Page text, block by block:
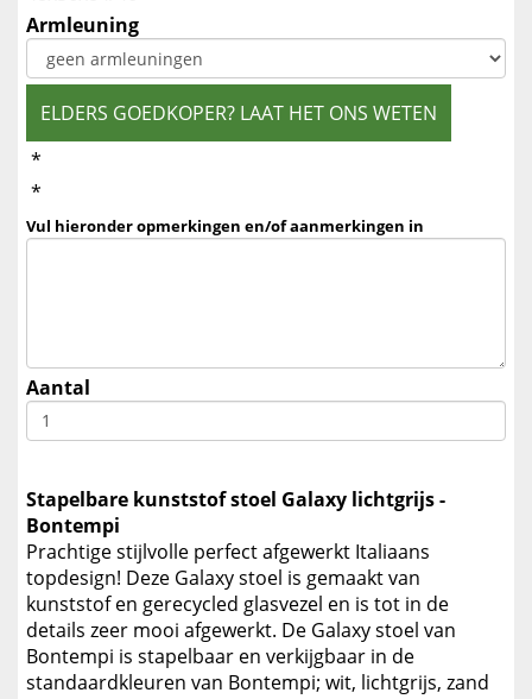
Armleuning
ELDERS GOEDKOPER? LAAT HET ONS WETEN
*
*
Vul hieronder opmerkingen en/of aanmerkingen in
Aantal
Stapelbare kunststof stoel Galaxy lichtgrijs -
Bontempi
Prachtige stijlvolle perfect afgewerkt Italiaans
topdesign! Deze Galaxy stoel is gemaakt van
kunststof en gerecycled glasvezel en is tot in de
details zeer mooi afgewerkt. De Galaxy stoel van
Bontempi is stapelbaar en verkijgbaar in de
standaardkleuren van Bontempi; wit, lichtgrijs, zand